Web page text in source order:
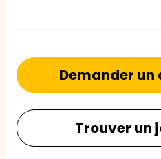
Demander
Trouver un